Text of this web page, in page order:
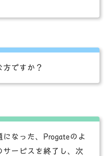
方ですか？
なった、Progateのよ
サービスを終了し、次